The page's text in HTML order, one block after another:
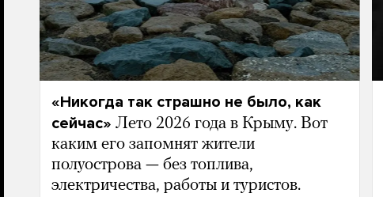
«Никогда так страшно не было, как
сейчас» Лето 2026 года в Крыму. Вот
каким его запомнят жители
полуострова — без топлива,
электричества, работы и туристов.